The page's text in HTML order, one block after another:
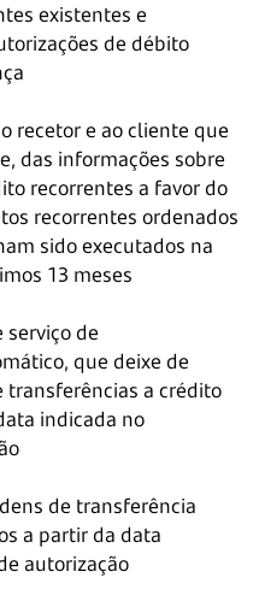
existentes e
de débito
recetor e ao cliente que
das informações sobre
recorrentes a favor do
recorrentes ordenados
sido executados na
13 meses
serviço de
que deixe de
a crédito
indicada no
de transferência
a partir da data
autorização